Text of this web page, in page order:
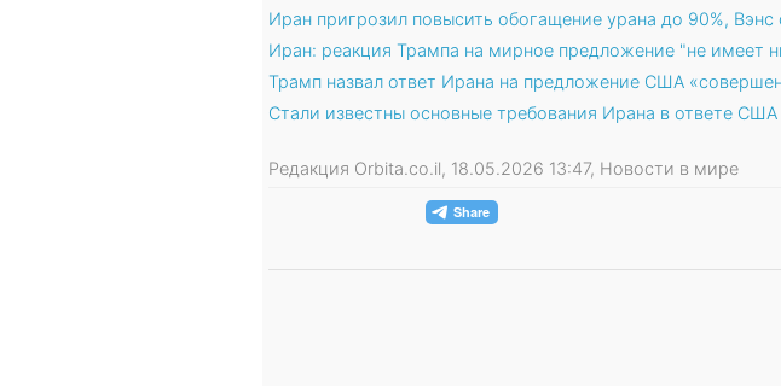
Иран пригрозил повысить обогащение урана до 90%,
Иран: реакция Трампа на мирное предложение "не имеет
Трамп назвал ответ Ирана на предложение США
Стали известны основные требования Ирана в ответе США
Редакция Orbita.co.il, 18.05.2026 13:47, Новости в мире